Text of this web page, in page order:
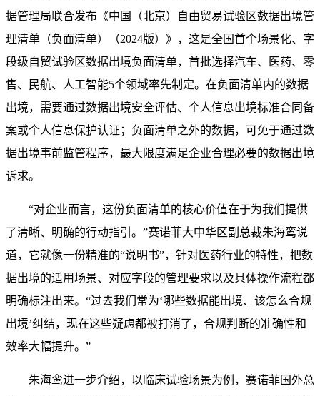
据管理局联合发布《中国（北京）自由贸易试验区数据出境管
理清单（负面清单）（2024版）》，这是全国首个场景化、字
段级自贸试验区数据出境负面清单，首批选择汽车、医药、零
售、民航、人工智能5个领域率先制定。在负面清单内的数据
出境，需要通过数据出境安全评估、个人信息出境标准合同备
案或个人信息保护认证；负面清单之外的数据，可免于通过数
据出境事前监管程序，最大限度满足企业合理必要的数据出境
诉求。
“对企业而言，这份负面清单的核心价值在于为我们提供
了清晰、明确的行动指引。”赛诺菲大中华区副总裁朱海鸾说
道，它就像一份精准的“说明书”，针对医药行业的特性，把数
据出境的适用场景、对应字段的管理要求以及具体操作流程都
明确标注出来。“过去我们常为‘哪些数据能出境、该怎么合规
出境’纠结，现在这些疑虑都被打消了，合规判断的准确性和
效率大幅提升。”
朱海鸾进一步介绍，以临床试验场景为例，赛诺菲国外总